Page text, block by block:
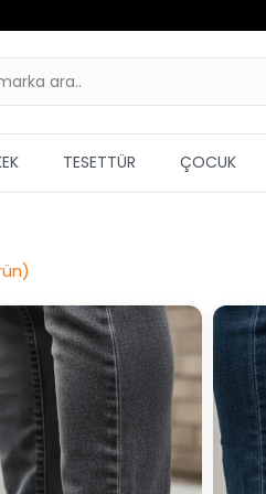
TESETTÜR ÇOCUK
)